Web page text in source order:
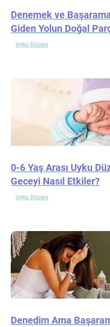
Denemek ve
Giden Yolun Doğal
Uyku Düzeni
0-6 Yaş Arası Uyku
Geceyi Nasıl Etkiler?
Uyku Düzeni
Denedim Ama